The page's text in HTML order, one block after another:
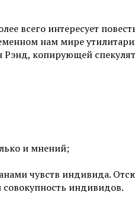
всего интересует
нам мире
копирующей
и мнений;
чувств индивида.
совокупность индивидов.